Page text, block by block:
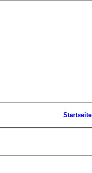
Startseite